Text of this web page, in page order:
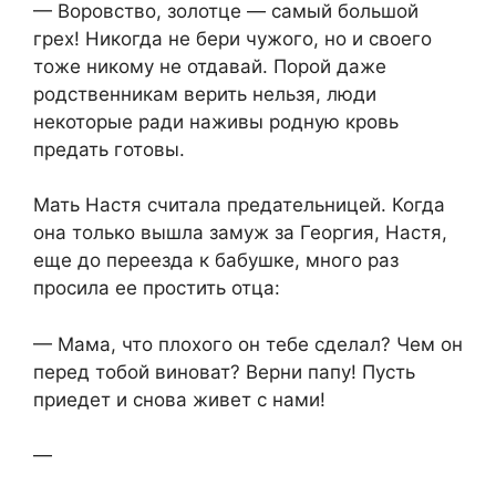
​— Воровство, золотце — самый большой
грех! Никогда не бери чужого, но и своего
тоже никому не отдавай. Порой даже
родственникам верить нельзя, люди
некоторые ради наживы родную кровь
предать готовы.​
​Мать Настя считала предательницей. Когда
она только вышла замуж за Георгия, Настя,
еще до переезда к бабушке, много раз
просила ее простить отца:​
​— Мама, что плохого он тебе сделал? Чем он
перед тобой виноват? Верни папу! Пусть
приедет и снова живет с нами!​
​—​